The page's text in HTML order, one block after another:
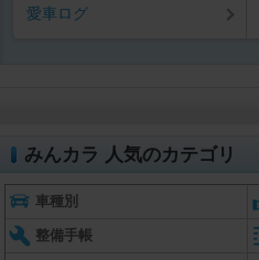
愛車ログ
みんカラ 人気のカテゴリ
車種別
整備手帳